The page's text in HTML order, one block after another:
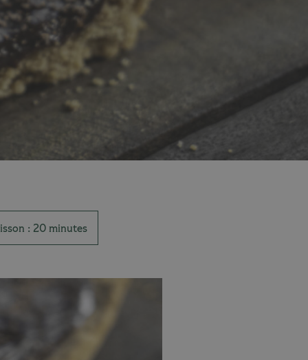
: 20 minutes